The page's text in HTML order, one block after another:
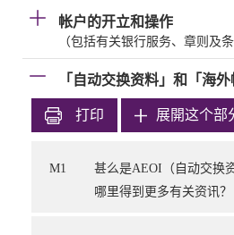
帐户的开立和操作
（包括有关银行服务、章则及
「自动交换资料」和「海
打印 展開这个部
M1
甚么是AEOI（自动交换
哪里得到更多有关资讯？